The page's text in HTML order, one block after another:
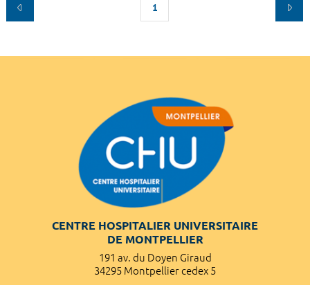
1
CENTRE HOSPITALIER UNIVERSITAIRE
DE MONTPELLIER
191 av. du Doyen Giraud
34295 Montpellier cedex 5